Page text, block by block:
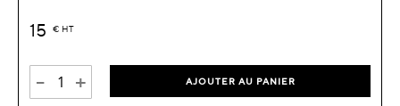
15 € HT
- + AJOUTER AU PANIER